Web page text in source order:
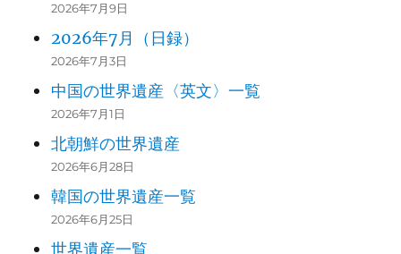
2026年7月9日
2026年7月（日録）
2026年7月3日
中国の世界遺産〈英文〉一覧
2026年7月1日
北朝鮮の世界遺産
2026年6月28日
韓国の世界遺産一覧
2026年6月25日
世界遺産一覧